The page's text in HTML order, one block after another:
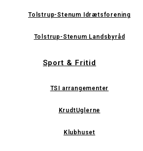
Tolstrup-Stenum Idrætsforening
Tolstrup-Stenum Landsbyråd
Sport & Fritid
TSI arrangementer
KrudtUglerne
Klubhuset